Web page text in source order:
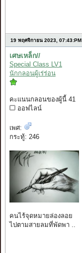
19 พฤศจิกายน 2023, 07:43:PM
เศษเหล็ก//
Special Class LV1
นักกลอนผู้เร่ร่อน
คะแนนกลอนของผู้นี้ 41
ออฟไลน์
เพศ:
กระทู้: 246
คนไร้จุดหมายล่องลอย
ไปตามสายลมที่พัดพา ..